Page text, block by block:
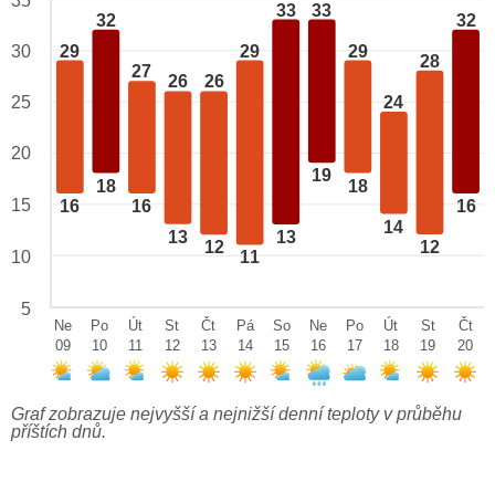
29
16
32
18
27
16
26
13
26
12
29
11
33
13
33
19
29
18
24
14
28
12
32
16
30
25
20
15
10
5
Ne
09
Po
10
Út
11
St
12
Čt
13
Pá
14
So
15
Ne
16
Po
17
Út
18
St
19
Čt
20
Graf zobrazuje nejvyšší a nejnižší denní teploty v průběhu
příštích dnů.